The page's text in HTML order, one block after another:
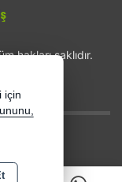
hakları saklıdır.
ile
için